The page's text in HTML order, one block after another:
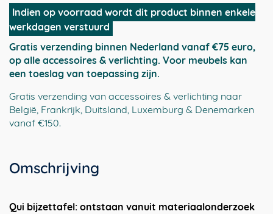
Indien op voorraad wordt dit product binnen enkele
werkdagen verstuurd
Gratis verzending binnen Nederland vanaf €75 euro,
op alle accessoires & verlichting. Voor meubels kan
een toeslag van toepassing zijn.
Gratis verzending van accessoires & verlichting naar
België, Frankrijk, Duitsland, Luxemburg & Denemarken
vanaf €150.
Omschrijving
Qui bijzettafel: ontstaan vanuit materiaalonderzoek